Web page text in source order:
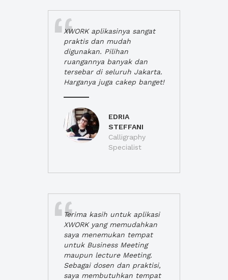
XWORK aplikasinya sangat
praktis dan mudah
digunakan. Pilihan
ruangannya banyak dan
tersebar di seluruh Jakarta.
Harganya juga cakep banget!
EDRIA
STEFFANI
Calligraphy
Specialist
Terima kasih untuk aplikasi
XWORK yang memudahkan
saya menemukan tempat
untuk Business Meeting
maupun lecture Meeting.
Sebagai dosen dan praktisi,
saya membutuhkan tempat